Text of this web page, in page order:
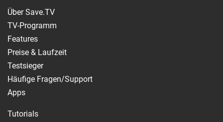
Über Save.TV
TV-Programm
Features
Preise & Laufzeit
Testsieger
Häufige Fragen/Support
Apps
Tutorials